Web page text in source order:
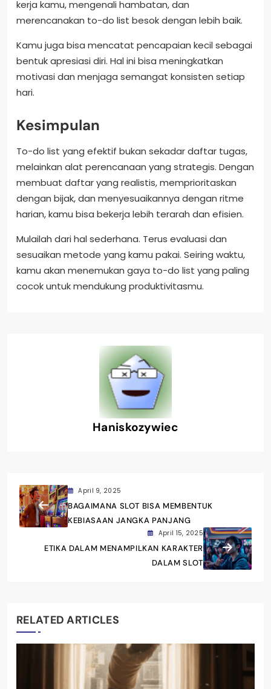
kerja kamu, mengenali hambatan, dan
merencanakan to-do list besok dengan lebih baik.
Kamu juga bisa mencatat pencapaian kecil sebagai
bentuk apresiasi diri. Hal ini bisa meningkatkan
motivasi dan menjaga semangat konsisten setiap
hari.
Kesimpulan
To-do list yang efektif bukan sekadar daftar tugas,
melainkan alat perencanaan yang strategis. Dengan
membuat daftar yang realistis, memprioritaskan
dengan bijak, dan menyesuaikannya dengan ritme
harian, kamu bisa bekerja lebih terarah dan efisien.
Mulailah dari hal sederhana. Terus evaluasi dan
sesuaikan metode yang kamu pakai. Seiring waktu,
kamu akan menemukan gaya to-do list yang paling
cocok untuk mendukung produktivitasmu.
Haniskozywiec
April 9, 2025
BAGAIMANA SLOT BISA MEMBENTUK
KEBIASAAN JANGKA PANJANG
April 15, 2025
ETIKA DALAM MENAMPILKAN KARAKTER
DALAM SLOT
RELATED ARTICLES